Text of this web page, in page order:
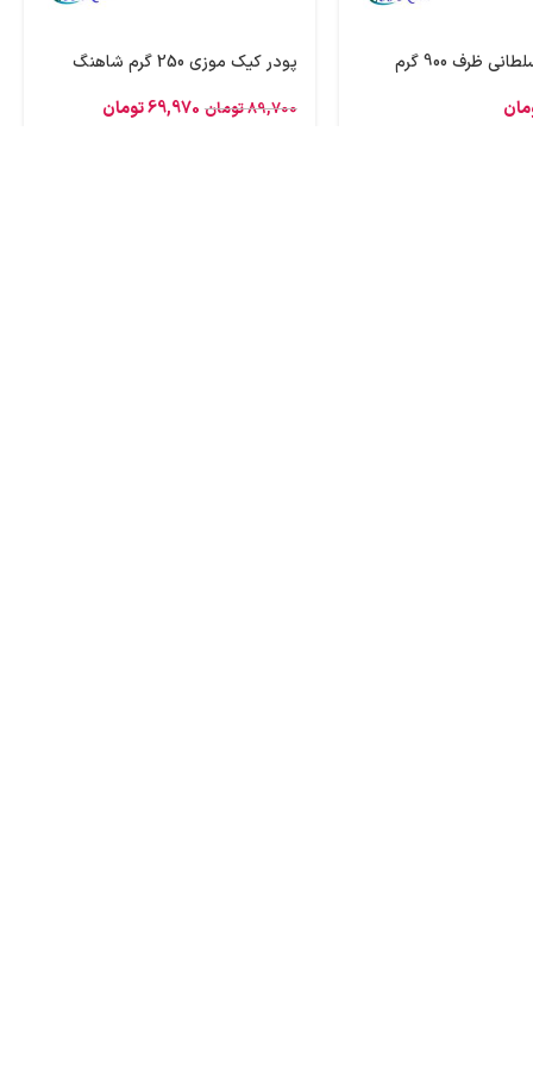
ظرف 900 گرم
پودر کیک موزی 250 گرم شاهنگ
89,700تومان 69,970تومان